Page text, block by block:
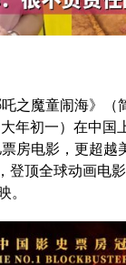
之魔童闹海》（
年初一）在中国
房电影，更超越
登顶全球动画电